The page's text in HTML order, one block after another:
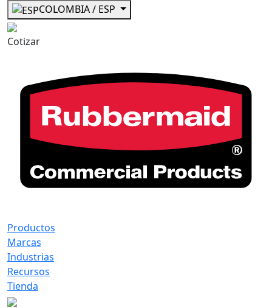
COLOMBIA / ESP
Cotizar
Productos
Marcas
Industrias
Recursos
Tienda